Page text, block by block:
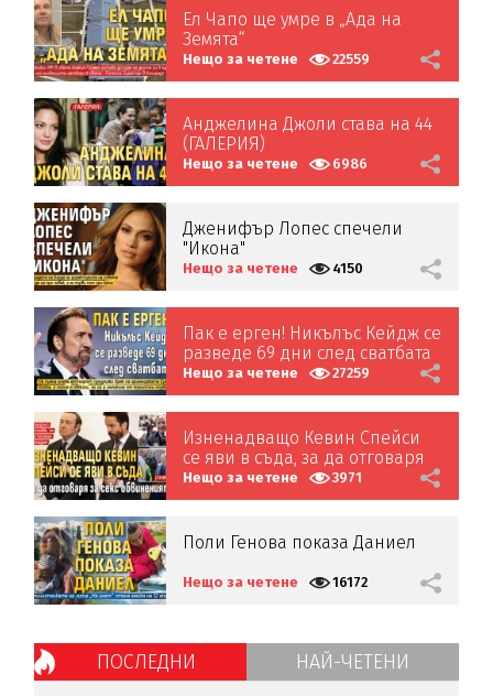
Ел Чапо ще умре в „Ада на
Земята“
Нещо за четене 22559
Анджелина Джоли става на 44
(ГАЛЕРИЯ)
Нещо за четене 6986
Дженифър Лопес спечели
"Икона"
Нещо за четене 4150
Пак е ерген! Никълъс Кейдж се
разведе 69 дни след сватбата
Нещо за четене 27259
Изненадващо Кевин Спейси
се яви в съда, за да отговаря
за секс обвиненията (СНИМКИ)
Нещо за четене 3971
Поли Генова показа Даниел
Нещо за четене 16172
ПОСЛЕДНИ НАЙ-ЧЕТЕНИ